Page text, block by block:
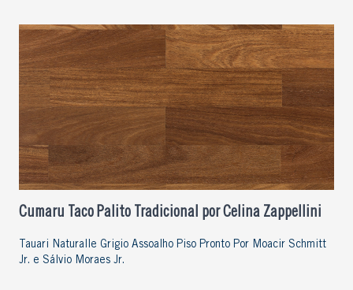
Cumaru Taco Palito Tradicional por Celina Zappellini
Tauari Naturalle Grigio Assoalho Piso Pronto Por Moacir Schmitt
Jr. e Sálvio Moraes Jr.